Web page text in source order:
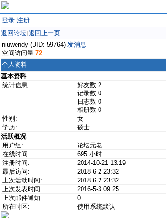
登录 注册
返回论坛 返回上一页
niuwendy (UID: 59764) 发消息
空间访问量 72
个人资料
基本资料
统计信息:
好友数 2
记录数 0
日志数 0
相册数 0
性别:
女
学历:
硕士
活跃概况
用户组:
论坛元老
在线时间:
695 小时
注册时间:
2014-10-21 13:19
最后访问:
2018-6-2 23:32
上次活动时间:
2018-6-2 23:32
上次发表时间:
2016-5-3 09:25
上次邮件通知:
0
所在时区:
使用系统默认